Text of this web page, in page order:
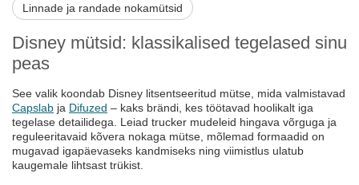
Linnade ja randade nokamütsid
Disney mütsid: klassikalised tegelased sinu
peas
See valik koondab Disney litsentseeritud mütse, mida valmistavad
Capslab ja Difuzed – kaks brändi, kes töötavad hoolikalt iga
tegelase detailidega. Leiad trucker mudeleid hingava võrguga ja
reguleeritavaid kõvera nokaga mütse, mõlemad formaadid on
mugavad igapäevaseks kandmiseks ning viimistlus ulatub
kaugemale lihtsast trükist.